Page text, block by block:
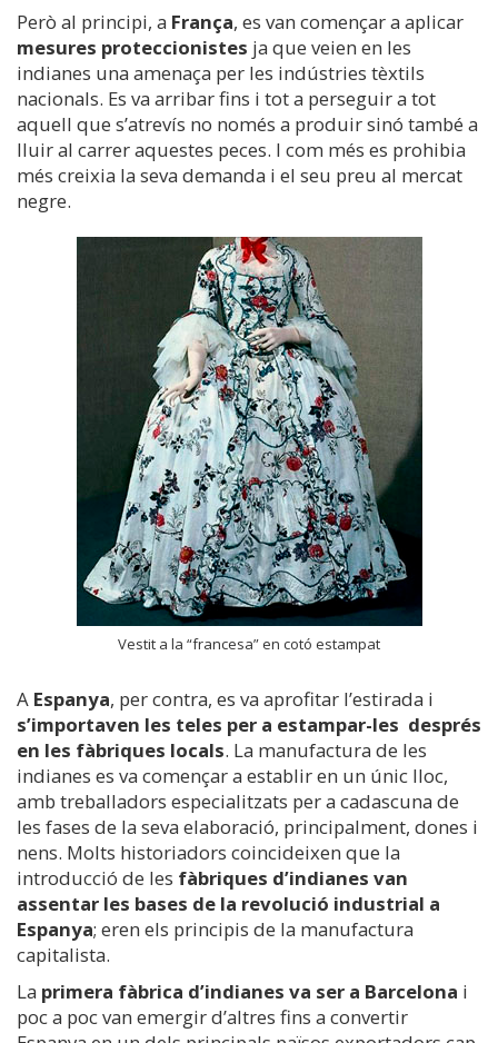
Però al principi, a França, es van començar a aplicar
mesures proteccionistes ja que veien en les
indianes una amenaça per les indústries tèxtils
nacionals. Es va arribar fins i tot a perseguir a tot
aquell que s’atrevís no només a produir sinó també a
lluir al carrer aquestes peces. I com més es prohibia
més creixia la seva demanda i el seu preu al mercat
negre.
Vestit a la “francesa” en cotó estampat
A Espanya, per contra, es va aprofitar l’estirada i
s’importaven les teles per a estampar-les després
en les fàbriques locals. La manufactura de les
indianes es va començar a establir en un únic lloc,
amb treballadors especialitzats per a cadascuna de
les fases de la seva elaboració, principalment, dones i
nens. Molts historiadors coincideixen que la
introducció de les fàbriques d’indianes van
assentar les bases de la revolució industrial a
Espanya; eren els principis de la manufactura
capitalista.
La primera fàbrica d’indianes va ser a Barcelona i
poc a poc van emergir d’altres fins a convertir